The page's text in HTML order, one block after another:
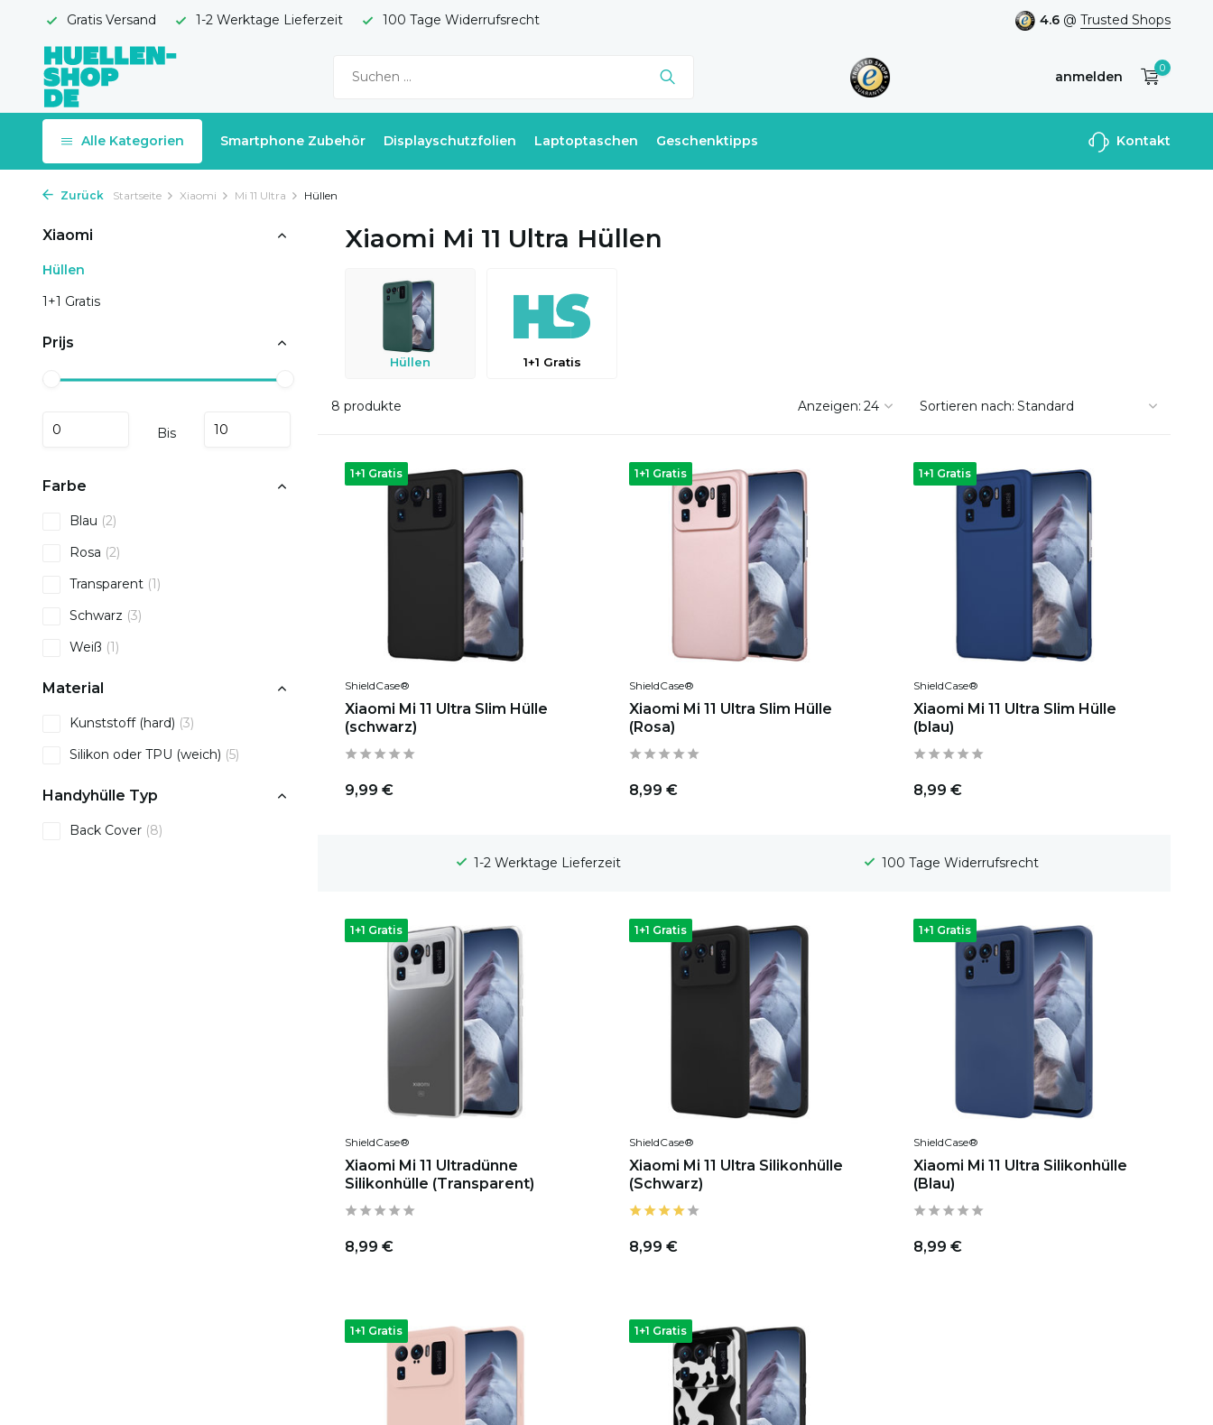
Gratis Versand 1-2 Werktage Lieferzeit 100 Tage Widerrufsrecht 4.6 @ Trusted Shops
anmelden
Benutzerkonto
0
Alle Kategorien Smartphone Zubehör Displayschutzfolien Laptoptaschen Geschenktipps Kontakt
Zurück Startseite Xiaomi Mi 11 Ultra Hüllen
Xiaomi
Hüllen
1+1 Gratis
Prijs
Bis
Farbe
Blau (2)
Rosa (2)
Transparent (1)
Schwarz (3)
Weiß (1)
Material
Kunststoff (hard) (3)
Silikon oder TPU (weich) (5)
Handyhülle Typ
Back Cover (8)
Xiaomi Mi 11 Ultra Hüllen
Hüllen 1+1 Gratis
8 produkte Anzeigen: Sortieren nach:
1+1 Gratis
ShieldCase®
Xiaomi Mi 11 Ultra Slim Hülle
(schwarz)
9,99 €
1+1 Gratis
ShieldCase®
Xiaomi Mi 11 Ultra Slim Hülle
(Rosa)
8,99 €
1+1 Gratis
ShieldCase®
Xiaomi Mi 11 Ultra Slim Hülle
(blau)
8,99 €
100 Tage Widerrufsrecht Gratis Versand
1+1 Gratis
ShieldCase®
Xiaomi Mi 11 Ultradünne
Silikonhülle (Transparent)
8,99 €
1+1 Gratis
ShieldCase®
Xiaomi Mi 11 Ultra Silikonhülle
(Schwarz)
8,99 €
1+1 Gratis
ShieldCase®
Xiaomi Mi 11 Ultra Silikonhülle
(Blau)
8,99 €
1+1 Gratis 1+1 Gratis